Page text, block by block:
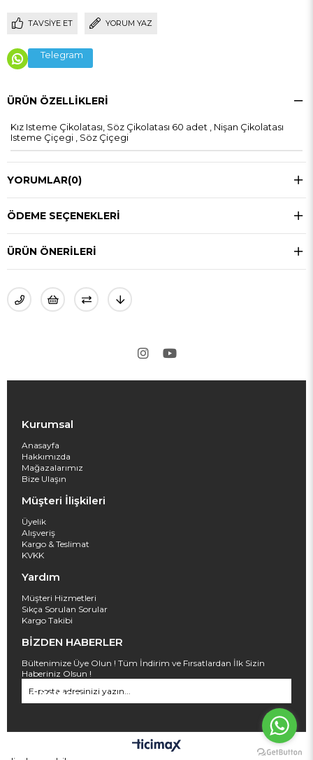
TAVSIYE ET YORUM YAZ
Telegram
ÜRÜN ÖZELLIKLERI
Kız Isteme Çikolatası, Söz Çikolatası 60 adet , Nişan Çikolatası
Isteme Çiçegi , Söz Çiçegi
YORUMLAR(0)
ÖDEME SEÇENEKLERI
ÜRÜN ÖNERILERI
Kurumsal
Anasayfa
Hakkımızda
Mağazalarımız
Bize Ulaşın
Müşteri İlişkileri
Üyelik
Alışveriş
Kargo & Teslimat
KVKK
Yardım
Müşteri Hizmetleri
Sıkça Sorulan Sorular
Kargo Takibi
BİZDEN HABERLER
Bültenimize Üye Olun ! Tüm İndirim ve Fırsatlardan İlk Sizin
Haberiniz Olsun !
GÖNDER